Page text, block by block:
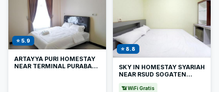
⭐ 5.9
ARTAYYA PURI HOMESTAY
NEAR TERMINAL PURABAYA
⭐ 8.8
SKY IN HOMESTAY SYARIAH
NEAR RSUD SOGATEN
📶 WiFi Gratis